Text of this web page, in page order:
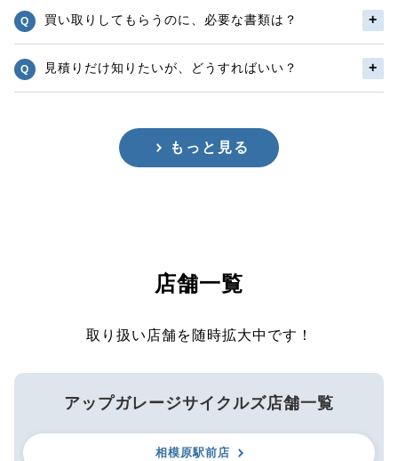
買い取りしてもらうのに、必要な書類は？
見積りだけ知りたいが、どうすればいい？
もっと見る
店舗一覧
取り扱い店舗を随時拡大中です！
アップガレージサイクルズ店舗一覧
相模原駅前店